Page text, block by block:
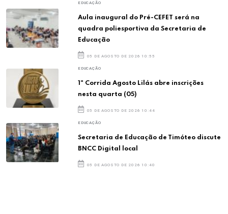
EDUCAÇÃO
Aula inaugural do Pré-CEFET será na
quadra poliesportiva da Secretaria de
Educação
05 DE AGOSTO DE 2026 10:55
EDUCAÇÃO
1ª Corrida Agosto Lilás abre inscrições
nesta quarta (05)
05 DE AGOSTO DE 2026 10:44
EDUCAÇÃO
Secretaria de Educação de Timóteo discute
BNCC Digital local
05 DE AGOSTO DE 2026 10:40